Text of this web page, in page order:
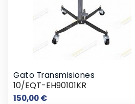
Gato Transmisiones
10/EQT-EH90101KR
150,00 €Prix